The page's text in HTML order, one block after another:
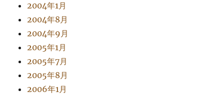
2004年1月
2004年8月
2004年9月
2005年1月
2005年7月
2005年8月
2006年1月